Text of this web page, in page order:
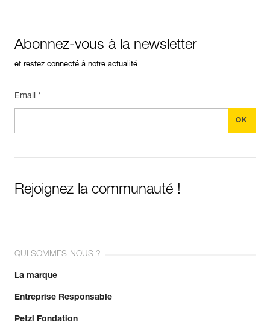
Abonnez-vous à la newsletter
et restez connecté à notre actualité
Email *
Rejoignez la communauté !
QUI SOMMES-NOUS ?
La marque
Entreprise Responsable
Petzl Fondation